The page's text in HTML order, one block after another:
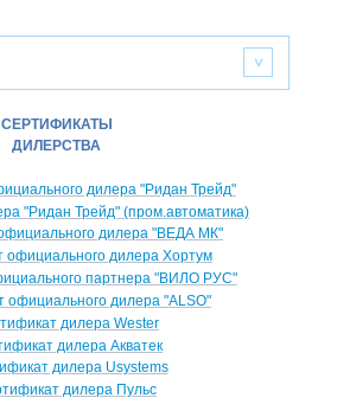
>
СЕРТИФИКАТЫ
ДИЛЕРСТВА